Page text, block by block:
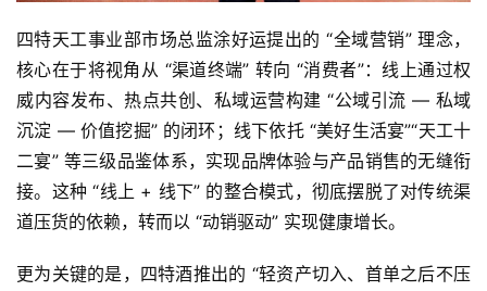
四特天工事业部市场总监涂好运提出的 “全域营销” 理念，
核心在于将视角从 “渠道终端” 转向 “消费者”：线上通过权
威内容发布、热点共创、私域运营构建 “公域引流 — 私域
沉淀 — 价值挖掘” 的闭环；线下依托 “美好生活宴”“天工十
二宴” 等三级品鉴体系，实现品牌体验与产品销售的无缝衔
接。这种 “线上 + 线下” 的整合模式，彻底摆脱了对传统渠
道压货的依赖，转而以 “动销驱动” 实现健康增长。
更为关键的是，四特酒推出的 “轻资产切入、首单之后不压